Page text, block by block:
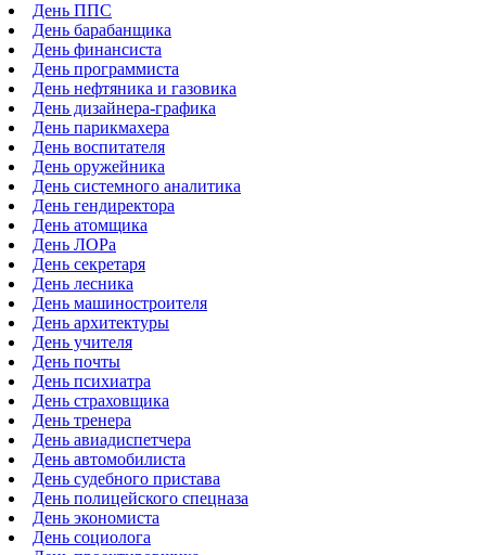
День ППС
День барабанщика
День финансиста
День программиста
День нефтяника и газовика
День дизайнера-графика
День парикмахера
День воспитателя
День оружейника
День системного аналитика
День гендиректора
День атомщика
День ЛОРа
День секретаря
День лесника
День машиностроителя
День архитектуры
День учителя
День почты
День психиатра
День страховщика
День тренера
День авиадиспетчера
День автомобилиста
День судебного пристава
День полицейского спецназа
День экономиста
День социолога